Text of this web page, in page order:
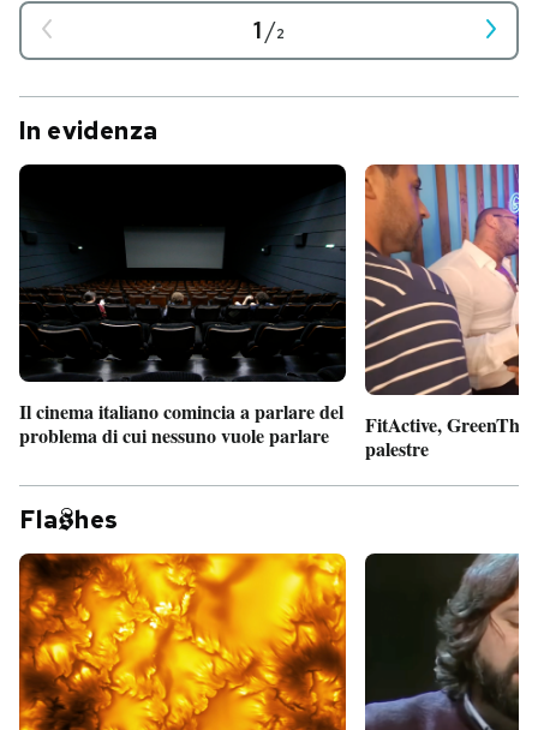
1/2
In evidenza
Il cinema italiano comincia a parlare del
problema di cui nessuno vuole parlare
FitActive,
palestre
Fla hes